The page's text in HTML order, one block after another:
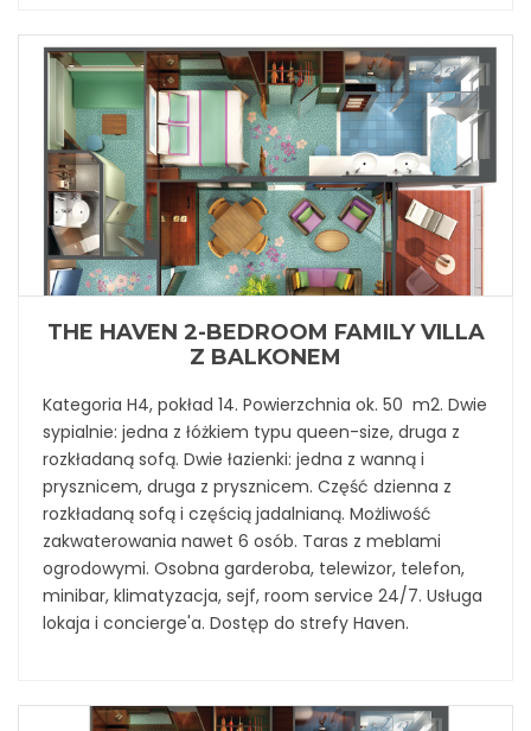
THE HAVEN 2-BEDROOM FAMILY VILLA
Z BALKONEM
Kategoria H4, pokład 14. Powierzchnia ok. 50 m2. Dwie
sypialnie: jedna z łóżkiem typu queen-size, druga z
rozkładaną sofą. Dwie łazienki: jedna z wanną i
prysznicem, druga z prysznicem. Część dzienna z
rozkładaną sofą i częścią jadalnianą. Możliwość
zakwaterowania nawet 6 osób. Taras z meblami
ogrodowymi. Osobna garderoba, telewizor, telefon,
minibar, klimatyzacja, sejf, room service 24/7. Usługa
lokaja i concierge'a. Dostęp do strefy Haven.